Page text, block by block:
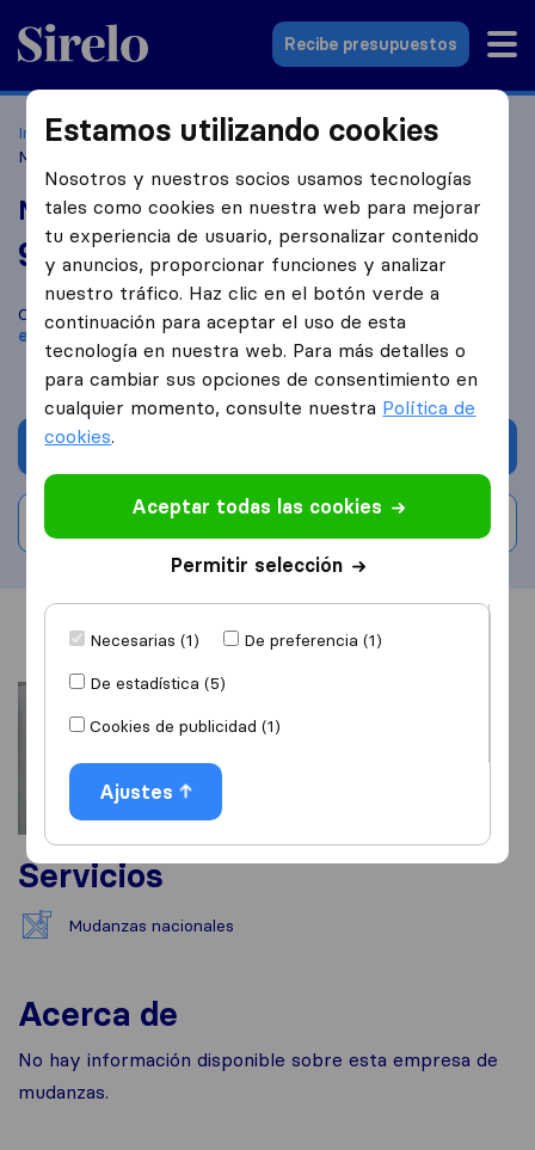
Sirelo.es
Recibe presupuestos
Inicio Empresas de mudanzas Vigo
Mudaexpress
Mudanzas y Transportes
Mudaexpress Mudanzas y Transportes
9,8 basado en 60
reseñas de Sirelo y Google
i
Compara Mudaexpress Mudanzas y Transportes con otras
empresas de mudanzasdeVigo
Escribe una valoración
Información Valoraciones
Servicios
Mudanzas nacionales
Acerca de
No hay información disponible sobre esta empresa de
mudanzas.
Estamos utilizando cookies
Nosotros y nuestros socios usamos tecnologías
tales como cookies en nuestra web para mejorar
tu experiencia de usuario, personalizar contenido
y anuncios, proporcionar funciones y analizar
nuestro tráfico. Haz clic en el botón verde a
continuación para aceptar el uso de esta
tecnología en nuestra web. Para más detalles o
para cambiar sus opciones de consentimiento en
cualquier momento, consulte nuestra Política de
cookies.
Aceptar todas las cookies
Permitir selección
Necesarias (1)
De preferencia (1)
De estadística (5)
Cookies de publicidad (1)
Ajustes